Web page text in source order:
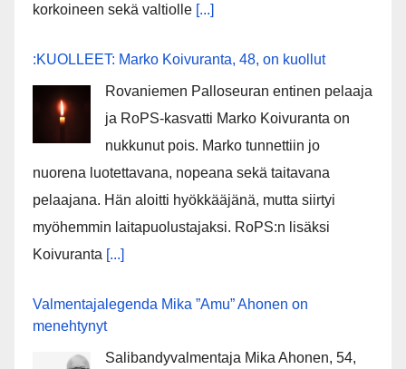
korkoineen sekä valtiolle [...]
:KUOLLEET: Marko Koivuranta, 48, on kuollut
Rovaniemen Palloseuran entinen pelaaja
ja RoPS-kasvatti Marko Koivuranta on
nukkunut pois. Marko tunnettiin jo
nuorena luotettavana, nopeana sekä taitavana
pelaajana. Hän aloitti hyökkääjänä, mutta siirtyi
myöhemmin laitapuolustajaksi. RoPS:n lisäksi
Koivuranta [...]
Valmentajalegenda Mika ”Amu” Ahonen on
menehtynyt
Salibandyvalmentaja Mika Ahonen, 54,